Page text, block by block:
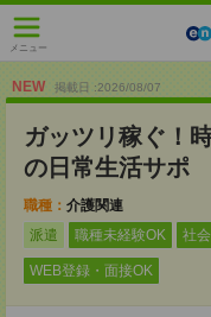
メニュー
NEW 掲載日 :2026/08/07
ガッツリ稼ぐ！
の日常生活サポ
職種： 介護関連
派遣
職種未経験OK 社
WEB登録・面接OK